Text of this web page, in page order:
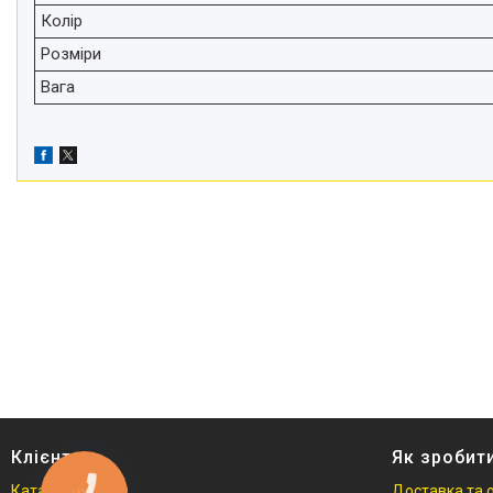
Відеоогляди наших клієнтів
Знижки
Сертифікати
Колір
Розміри
Вага
Клієнтам Як